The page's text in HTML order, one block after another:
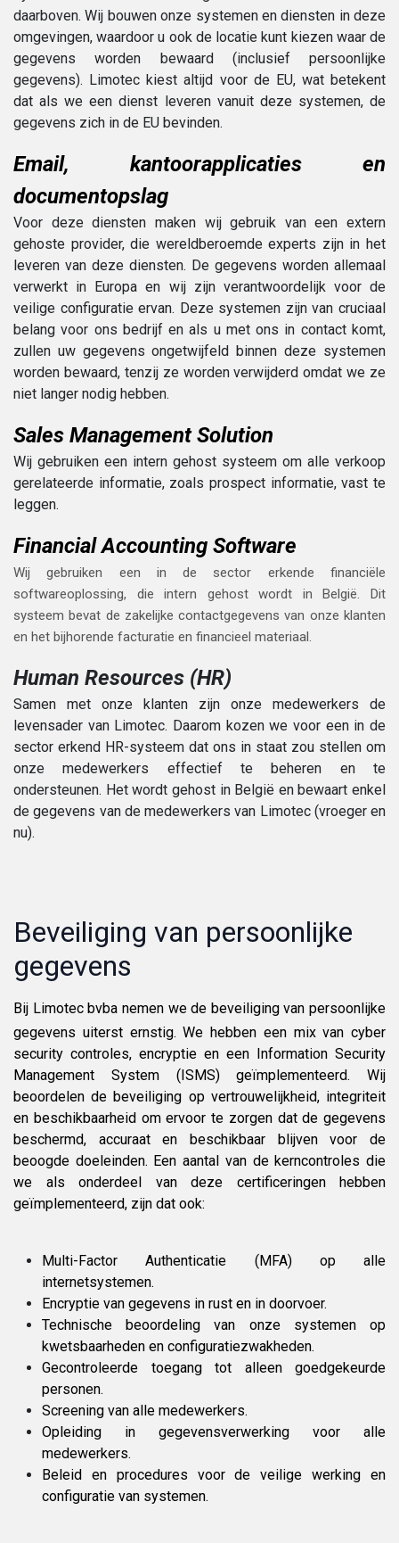
daarboven. Wij bouwen onze systemen en diensten in deze
omgevingen, waardoor u ook de locatie kunt kiezen waar de
gegevens worden bewaard (inclusief persoonlijke
gegevens). Limotec kiest altijd voor de EU, wat betekent
dat als we een dienst leveren vanuit deze systemen, de
gegevens zich in de EU bevinden.
Email, kantoorapplicaties en
documentopslag
Voor deze diensten maken wij gebruik van een extern
gehoste provider, die wereldberoemde experts zijn in het
leveren van deze diensten. De gegevens worden allemaal
verwerkt in Europa en wij zijn verantwoordelijk voor de
veilige configuratie ervan. Deze systemen zijn van cruciaal
belang voor ons bedrijf en als u met ons in contact komt,
zullen uw gegevens ongetwijfeld binnen deze systemen
worden bewaard, tenzij ze worden verwijderd omdat we ze
niet langer nodig hebben.
Sales Management Solution
Wij gebruiken een intern gehost systeem om alle verkoop
gerelateerde informatie, zoals prospect informatie, vast te
leggen.
Financial Accounting Software
Wij gebruiken een in de sector erkende financiële
softwareoplossing, die intern gehost wordt in België. Dit
systeem bevat de zakelijke contactgegevens van onze klanten
en het bijhorende facturatie en financieel materiaal.
Human Resources (HR)
Samen met onze klanten zijn onze medewerkers de
levensader van Limotec. Daarom kozen we voor een in de
sector erkend HR-systeem dat ons in staat zou stellen om
onze medewerkers effectief te beheren en te
ondersteunen. Het wordt gehost in België en bewaart enkel
de gegevens van de medewerkers van Limotec (vroeger en
nu).
Beveiliging van persoonlijke
gegevens
Bij Limotec bvba nemen we de beveiliging van persoonlijke
gegevens uiterst ernstig. We hebben een mix van cyber
security controles, encryptie en een Information Security
Management System (ISMS) geïmplementeerd. Wij
beoordelen de beveiliging op vertrouwelijkheid, integriteit
en beschikbaarheid om ervoor te zorgen dat de gegevens
beschermd, accuraat en beschikbaar blijven voor de
beoogde doeleinden. Een aantal van de kerncontroles die
we als onderdeel van deze certificeringen hebben
geïmplementeerd, zijn dat ook:
Multi-Factor Authenticatie (MFA) op alle
internetsystemen.
Encryptie van gegevens in rust en in doorvoer.
Technische beoordeling van onze systemen op
kwetsbaarheden en configuratiezwakheden.
Gecontroleerde toegang tot alleen goedgekeurde
personen.
Screening van alle medewerkers.
Opleiding in gegevensverwerking voor alle
medewerkers.
Beleid en procedures voor de veilige werking en
configuratie van systemen.